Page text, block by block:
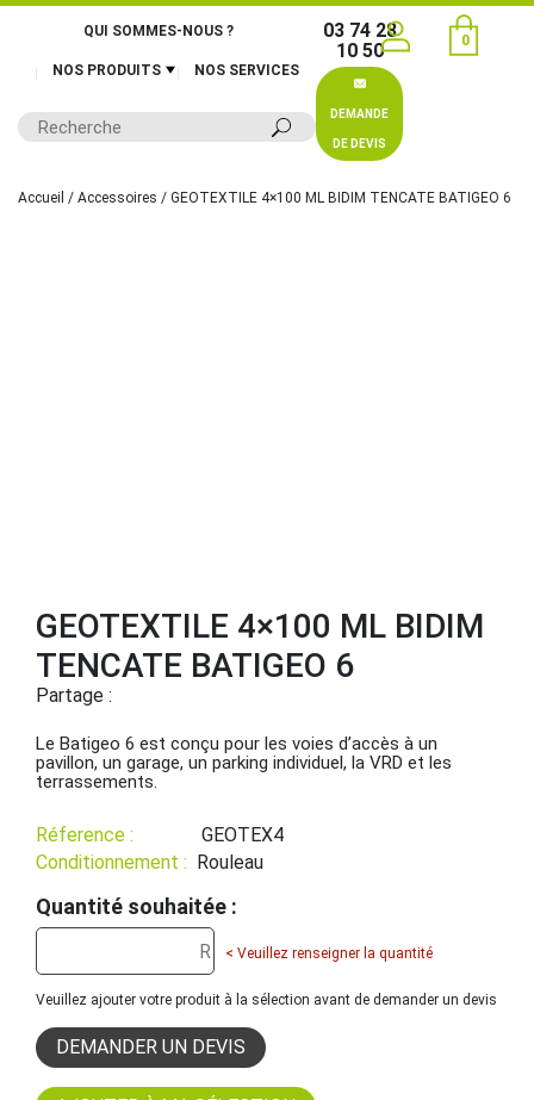
QUI SOMMES-NOUS ?
NOS PRODUITS NOS SERVICES
03 74 28
10 50
DEMANDE
DE DEVIS
0
Accueil / Accessoires / GEOTEXTILE 4×100 ML BIDIM TENCATE BATIGEO 6
GEOTEXTILE 4×100 ML BIDIM
TENCATE BATIGEO 6
Partage :
Le Batigeo 6 est conçu pour les voies d’accès à un
pavillon, un garage, un parking individuel, la VRD et les
terrassements.
Réference :
GEOTEX4
Conditionnement : Rouleau
Quantité souhaitée :
< Veuillez renseigner la quantité
Veuillez ajouter votre produit à la sélection avant de demander un devis
DEMANDER UN DEVIS